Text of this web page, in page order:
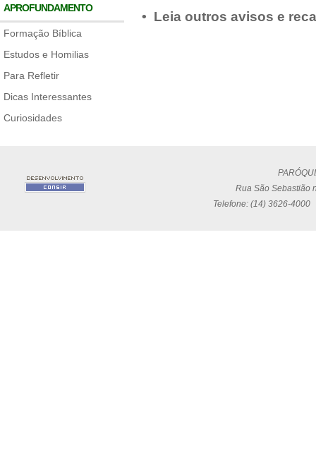
APROFUNDAMENTO
Formação Bíblica
Estudos e Homilias
Para Refletir
Dicas Interessantes
Curiosidades
• Leia outros avisos e
Rua São Sebastião
Telefone: (14) 3626-